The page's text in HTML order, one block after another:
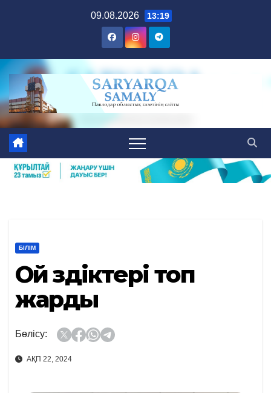
09.08.2026 13:19
БІЛІМ
Ой үздіктері топ
жарды
Бөлісу:
АҚП 22, 2024